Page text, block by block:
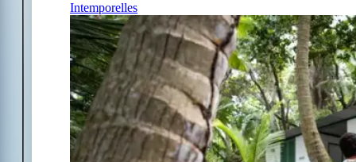
Intemporelles